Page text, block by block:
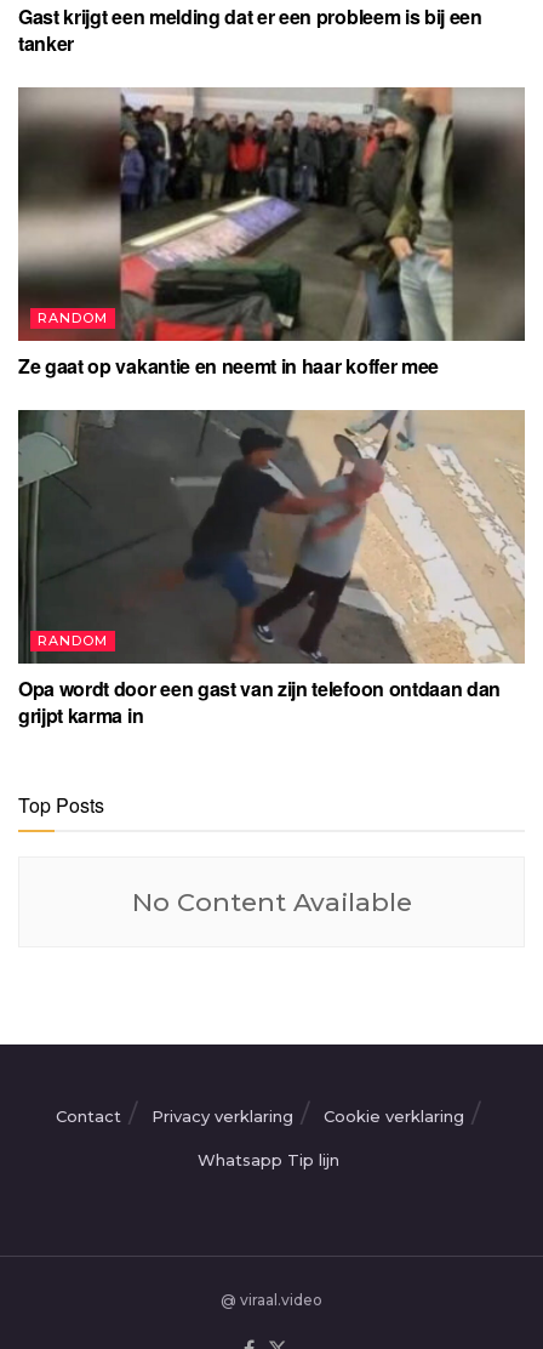
Gast krijgt een melding dat er een probleem is bij een
tanker
RANDOM
Ze gaat op vakantie en neemt in haar koffer mee
RANDOM
Opa wordt door een gast van zijn telefoon ontdaan dan
grijpt karma in
Top Posts
No Content Available
Contact Privacy verklaring Cookie verklaring
Whatsapp Tip lijn
@ viraal.video